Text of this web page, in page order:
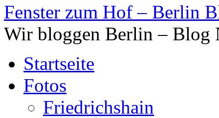
Fenster zum Hof – Berlin
Wir bloggen Berlin – Blog
Startseite
Fotos
Friedrichshain